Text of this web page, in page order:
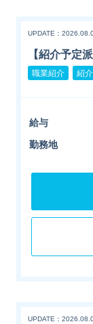
UPDATE：
【紹介予定
職業紹介 紹
給与
勤務地
UPDATE：